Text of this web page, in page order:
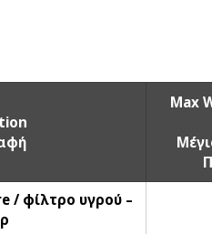
Max
/ φίλτρο υγρού –